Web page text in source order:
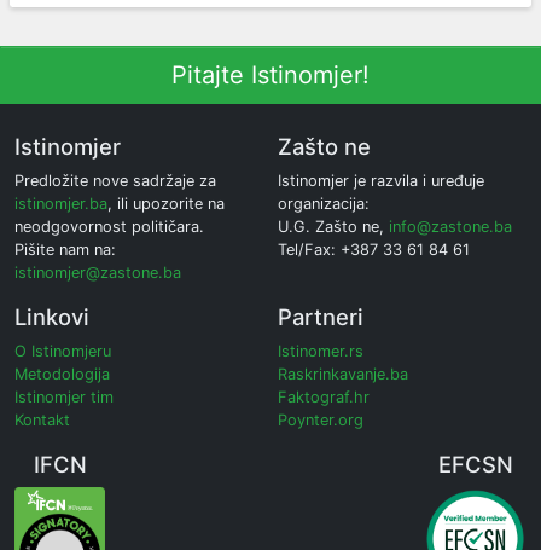
Pitajte Istinomjer!
Istinomjer
Predložite nove sadržaje za
istinomjer.ba, ili upozorite na
neodgovornost političara.
Pišite nam na:
istinomjer@zastone.ba
Zašto ne
Istinomjer je razvila i uređuje
organizacija:
U.G. Zašto ne, info@zastone.ba
Tel/Fax: +387 33 61 84 61
Linkovi
O Istinomjeru
Metodologija
Istinomjer tim
Kontakt
Partneri
Istinomer.rs
Raskrinkavanje.ba
Faktograf.hr
Poynter.org
IFCN EFCSN